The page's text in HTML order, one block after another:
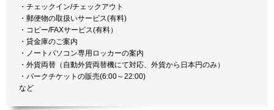
・チェックイン/チェックアウト
・郵便物の取扱いサービス(有料)
・コピー/FAXサービス(有料）
・貸金庫のご案内
・ノートパソコン専用ロッカーの案内
・外貨両替（自動外貨両替機にて対応、外貨から日本円のみ）
・パークチケットの販売(6:00～22:00)
など